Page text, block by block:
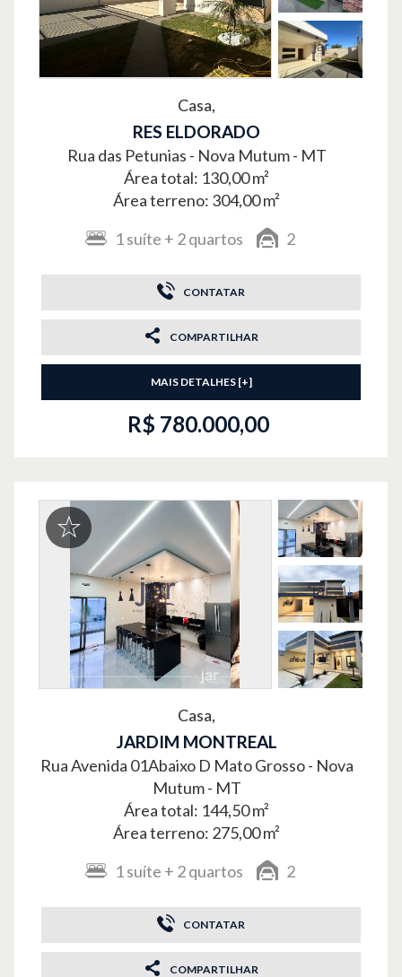
Casa,
RES ELDORADO
Rua das Petunias - Nova Mutum - MT
Área total: 130,00 m²
Área terreno: 304,00 m²
1 suíte + 2quartos 2
CONTATAR
COMPARTILHAR
MAIS DETALHES [+]
R$ 780.000,00
Casa,
JARDIM MONTREAL
Rua Avenida 01Abaixo D Mato Grosso - Nova
Mutum - MT
Área total: 144,50 m²
Área terreno: 275,00 m²
1 suíte + 2quartos 2
CONTATAR
COMPARTILHAR